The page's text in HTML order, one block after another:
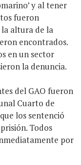
y al tener
fueron
altura de la
encontrados.
en un sector
la denuncia.
del GAO fueron
Cuarto de
los sentenció
Todos
por